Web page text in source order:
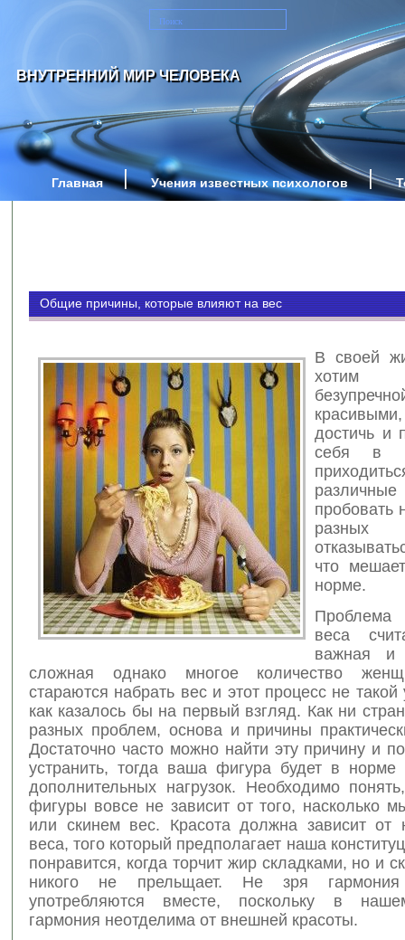
ВНУТРЕННИЙ МИР ЧЕЛОВЕКА
Главная Учения известных психологов
Общие причины, которые влияют на вес
В своей
достичь и
себя в
пробовать
что
норме.
веса
важная и
сложная однако многое количество
стараются набрать вес и этот процесс не
как казалось бы на первый взгляд. Как ни
разных проблем, основа и причины
Достаточно часто можно найти эту причину и
устранить, тогда ваша фигура будет в норме
дополнительных нагрузок. Необходимо
фигуры вовсе не зависит от того, насколько
или скинем вес. Красота должна зависит от
веса, того который предполагает наша
понравится, когда торчит жир складками, но и
никого не прельщает. Не зря
употребляются вместе, поскольку в
гармония неотделима от внешней красоты.